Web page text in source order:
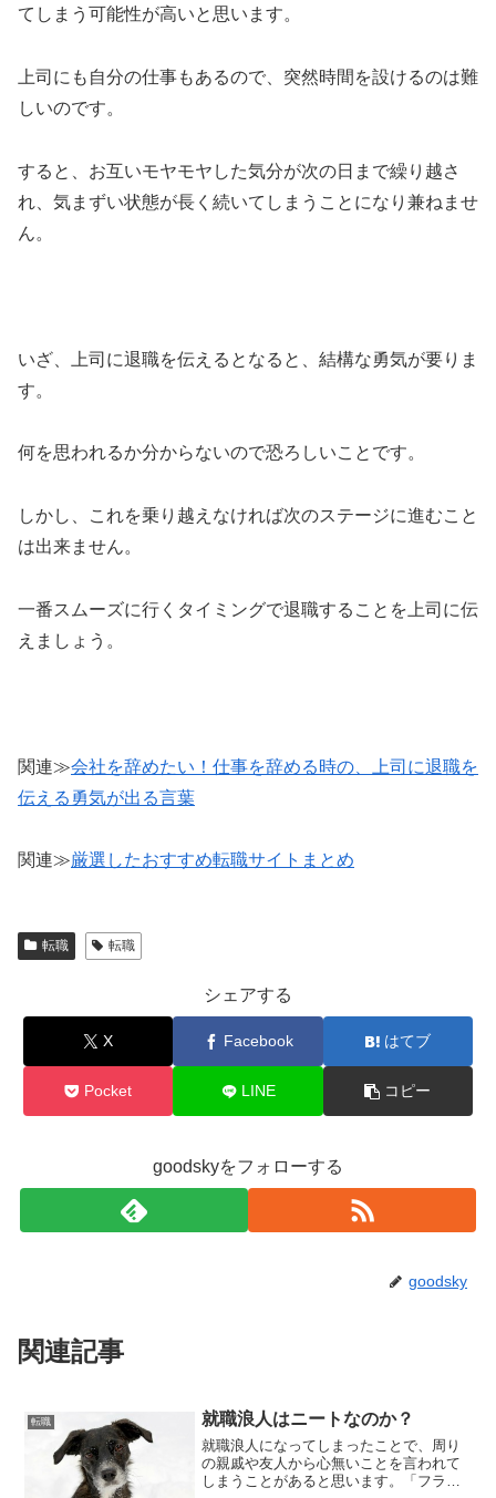
てしまう可能性が高いと思います。
上司にも自分の仕事もあるので、突然時間を設けるのは難
しいのです。
すると、お互いモヤモヤした気分が次の日まで繰り越さ
れ、気まずい状態が長く続いてしまうことになり兼ねませ
ん。
いざ、上司に退職を伝えるとなると、結構な勇気が要りま
す。
何を思われるか分からないので恐ろしいことです。
しかし、これを乗り越えなければ次のステージに進むこと
は出来ません。
一番スムーズに行くタイミングで退職することを上司に伝
えましょう。
関連≫会社を辞めたい！仕事を辞める時の、上司に退職を
伝える勇気が出る言葉
関連≫厳選したおすすめ転職サイトまとめ
転職 転職
シェアする
X Facebook はてブ
Pocket LINE コピー
goodskyをフォローする
goodsky
関連記事
転職 就職浪人はニートなのか？
就職浪人になってしまったことで、周り
の親戚や友人から心無いことを言われて
しまうことがあると思います。「フラフ